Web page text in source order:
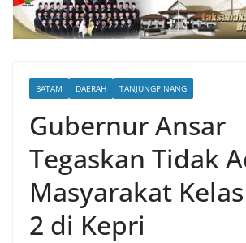
BATAM DAERAH TANJUNGPINANG
Gubernur Ansar
Tegaskan Tidak
Masyarakat
2 di Kepri